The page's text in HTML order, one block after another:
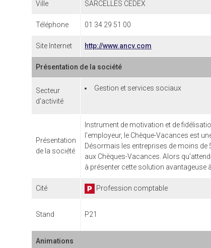
Ville SARCELLES CEDEX
Téléphone 01 34 29 51 00
Site Internet http://www.ancv.com
Présentation de la société
Secteur
d'activité
Gestion et services sociaux
Présentation
de la société
Instrument de motivation et de
l’employeur, le Chèque-Vacances est
Désormais les entreprises de moins de
aux Chèques-Vacances. Alors
à présenter cette solution avantageuse
Cité Profession comptable
Stand P21
Animations